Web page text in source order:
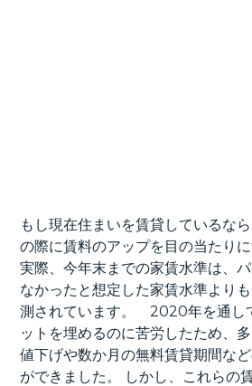
もし現在住まいを賃貸しているな
の際に賃料のアップを目の当たり
実際、今年末までの家賃水準は、
なかったと想定した家賃水準より
測されています。 2020年を通し
ットを埋めるのに苦労したため、
値下げや数か月の無料賃貸期間な
ができました。 しかし、これらの